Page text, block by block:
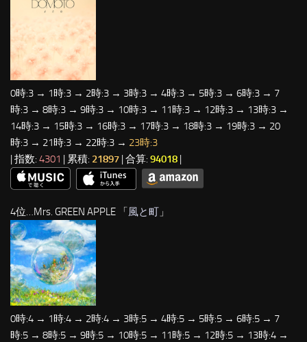
0時:3 → 1時:3 → 2時:3 → 3時:3 → 4時:3 → 5時:3 → 6時:3 → 7
時:3 → 8時:3 → 9時:3 → 10時:3 → 11時:3 → 12時:3 → 13時:3 →
14時:3 → 15時:3 → 16時:3 → 17時:3 → 18時:3 → 19時:3 → 20
時:3 → 21時:3 → 22時:3 → 23時:3
| 指数: 4301 | 累積: 21897 | 合算: 94018
4位…Mrs. GREEN APPLE 「風と町 」
0時:4 → 1時:4 → 2時:4 → 3時:5 → 4時:5 → 5時:5 → 6時:5 → 7
時:5 → 8時:5 → 9時:5 → 10時:5 → 11時:5 → 12時:5 → 13時:4 →